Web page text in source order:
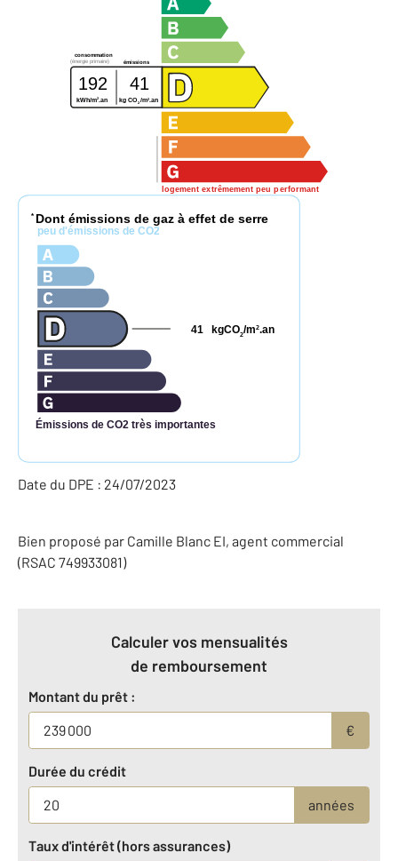
logement extrêmement peu performant
consommation
émissions
(énergie primaire)
192 41
kWh/m2.an kg CO2 /m2 .an
* Dont émissions de gaz à effet de serre
peu d'émissions de CO2
Émissions de CO2 très importantes
kgCO2/m2.an
41
Date du DPE : 24/07/2023
Bien proposé par Camille Blanc EI, agent commercial
(RSAC 749933081)
Calculer vos mensualités
de remboursement
Montant du prêt :
€
Durée du crédit
années
Taux d'intérêt (hors assurances)